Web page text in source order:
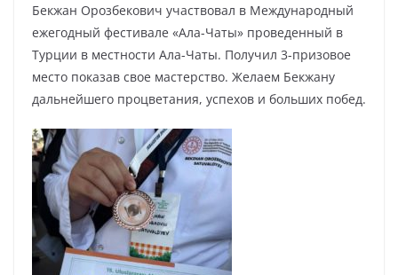
Бекжан Орозбекович участвовал в Международный
ежегодный фестивале «Ала-Чаты» проведенный в
Турции в местности Ала-Чаты. Получил 3-призовое
место показав свое мастерство. Желаем Бекжану
дальнейшего процветания, успехов и больших побед.